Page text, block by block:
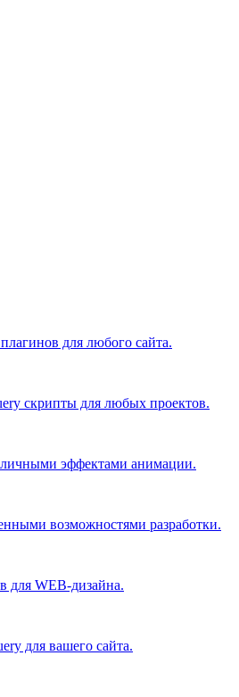
для любого сайта.
скрипты для любых проектов.
эффектами анимации.
возможностями разработки.
для WEB-дизайна.
для вашего сайта.